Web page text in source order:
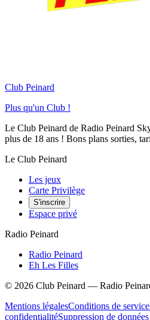
Club Peinard
Plus qu'un Club !
Le Club Peinard de Radio Peinard
plus de 18 ans ! Bons plans sorties,
Le Club Peinard
Les jeux
Carte Privilège
S'inscrire
Espace privé
Radio Peinard
Radio Peinard
Eh Les Filles
© 2026 Club Peinard — Radio
Mentions légalesConditions de service
confidentialitéSuppression de données